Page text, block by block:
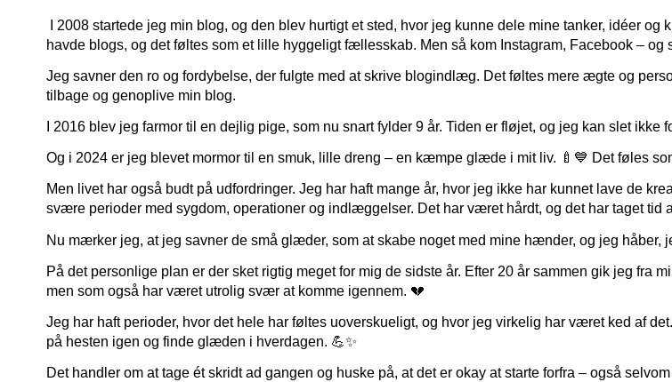
I 2008 startede jeg min blog, og den blev hurtigt et sted, hvor jeg kunne dele mine tanker, idéer
havde blogs, og det føltes som et lille hyggeligt fællesskab. Men så kom Instagram, Facebook – og
Jeg savner den ro og fordybelse, der fulgte med at skrive blogindlæg. Det føltes mere ægte og
tilbage og genoplive min blog.
I 2016 blev jeg farmor til en dejlig pige, som nu snart fylder 9 år. Tiden er fløjet, og jeg kan slet ikke
Og i 2024 er jeg blevet mormor til en smuk, lille dreng – en kæmpe glæde i mit liv. 🍼💙 Det føles
Men livet har også budt på udfordringer. Jeg har haft mange år, hvor jeg ikke har kunnet lave de
svære perioder med sygdom, operationer og indlæggelser. Det har været hårdt, og det har taget tid
Nu mærker jeg, at jeg savner de små glæder, som at skabe noget med mine hænder, og jeg håber,
På det personlige plan er der sket rigtig meget for mig de sidste år. Efter 20 år sammen gik jeg fra
men som også har været utrolig svær at komme igennem. 💔
Jeg har haft perioder, hvor det hele har føltes uoverskueligt, og hvor jeg virkelig har været ked af
på hesten igen og finde glæden i hverdagen. 💪✨
Det handler om at tage ét skridt ad gangen og huske på, at det er okay at starte forfra – også